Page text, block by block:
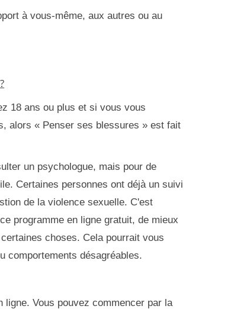
à vous-même, aux autres ou au
18 ans ou plus et si vous vous
alors « Penser ses blessures » est fait
un psychologue, mais pour de
Certaines personnes ont déjà un suivi
de la violence sexuelle. C'est
programme en ligne gratuit, de mieux
choses. Cela pourrait vous
comportements désagréables.
Vous pouvez commencer par la